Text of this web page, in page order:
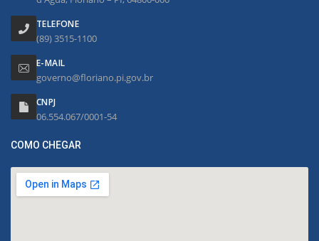
TELEFONE
(89) 3515-1100
E-MAIL
governo@floriano.pi.gov.br
CNPJ
06.554.067/0001-54
COMO CHEGAR